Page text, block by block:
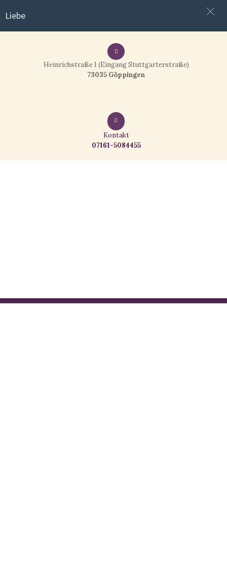
Heinrichstraße 1 (Eingang Stuttgarterstraße)
73035 Göppingen
Kontakt
07161-5084455
Liebe